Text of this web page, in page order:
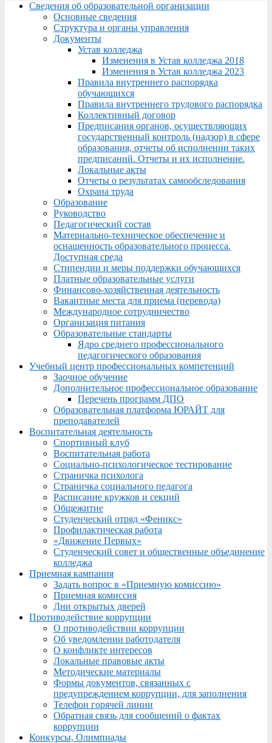
Menu
Сведения об образовательной организации
Основные сведения
Структура и органы управления
Документы
Устав колледжа
Изменения в Устав колледжа 2018
Изменения в Устав колледжа 2023
Правила внутреннего распорядка
обучающихся
Правила внутреннего трудового распорядка
Коллективный договор
Предписания органов, осуществляющих
государственный контроль (надзор) в сфере
образования, отчеты об исполнении таких
предписаний. Отчеты и их исполнение.
Локальные акты
Отчеты о результатах самообследования
Охрана труда
Образование
Руководство
Педагогический состав
Материально-техническое обеспечение и
оснащенность образовательного процесса.
Доступная среда
Стипендии и меры поддержки обучающихся
Платные образовательные услуги
Финансово-хозяйственная деятельность
Вакантные места для приема (перевода)
Международное сотрудничество
Организация питания
Образовательные стандарты
Ядро среднего профессионального
педагогического образования
Учебный центр профессиональных компетенций
Заочное обучение
Дополнительное профессиональное образование
Перечень программ ДПО
Образовательная платформа ЮРАЙТ для
преподавателей
Воспитательная деятельность
Спортивный клуб
Воспитательная работа
Социально-психологическое тестирование
Страничка психолога
Страничка социального педагога
Расписание кружков и секций
Общежитие
Студенческий отряд «Феникс»
Профилактическая работа
«Движение Первых»
Студенческий совет и общественные объединение
колледжа
Приемная кампания
Задать вопрос в «Приемную комиссию»
Приемная комиссия
Дни открытых дверей
Противодействие коррупции
О противодействии коррупции
Об уведомлении работодателя
О конфликте интересов
Локальные правовые акты
Методические материалы
Формы документов, связанных с
предупреждением коррупции, для заполнения
Телефон горячей линии
Обратная связь для сообщений о фактах
коррупции
Конкурсы, Олимпиады